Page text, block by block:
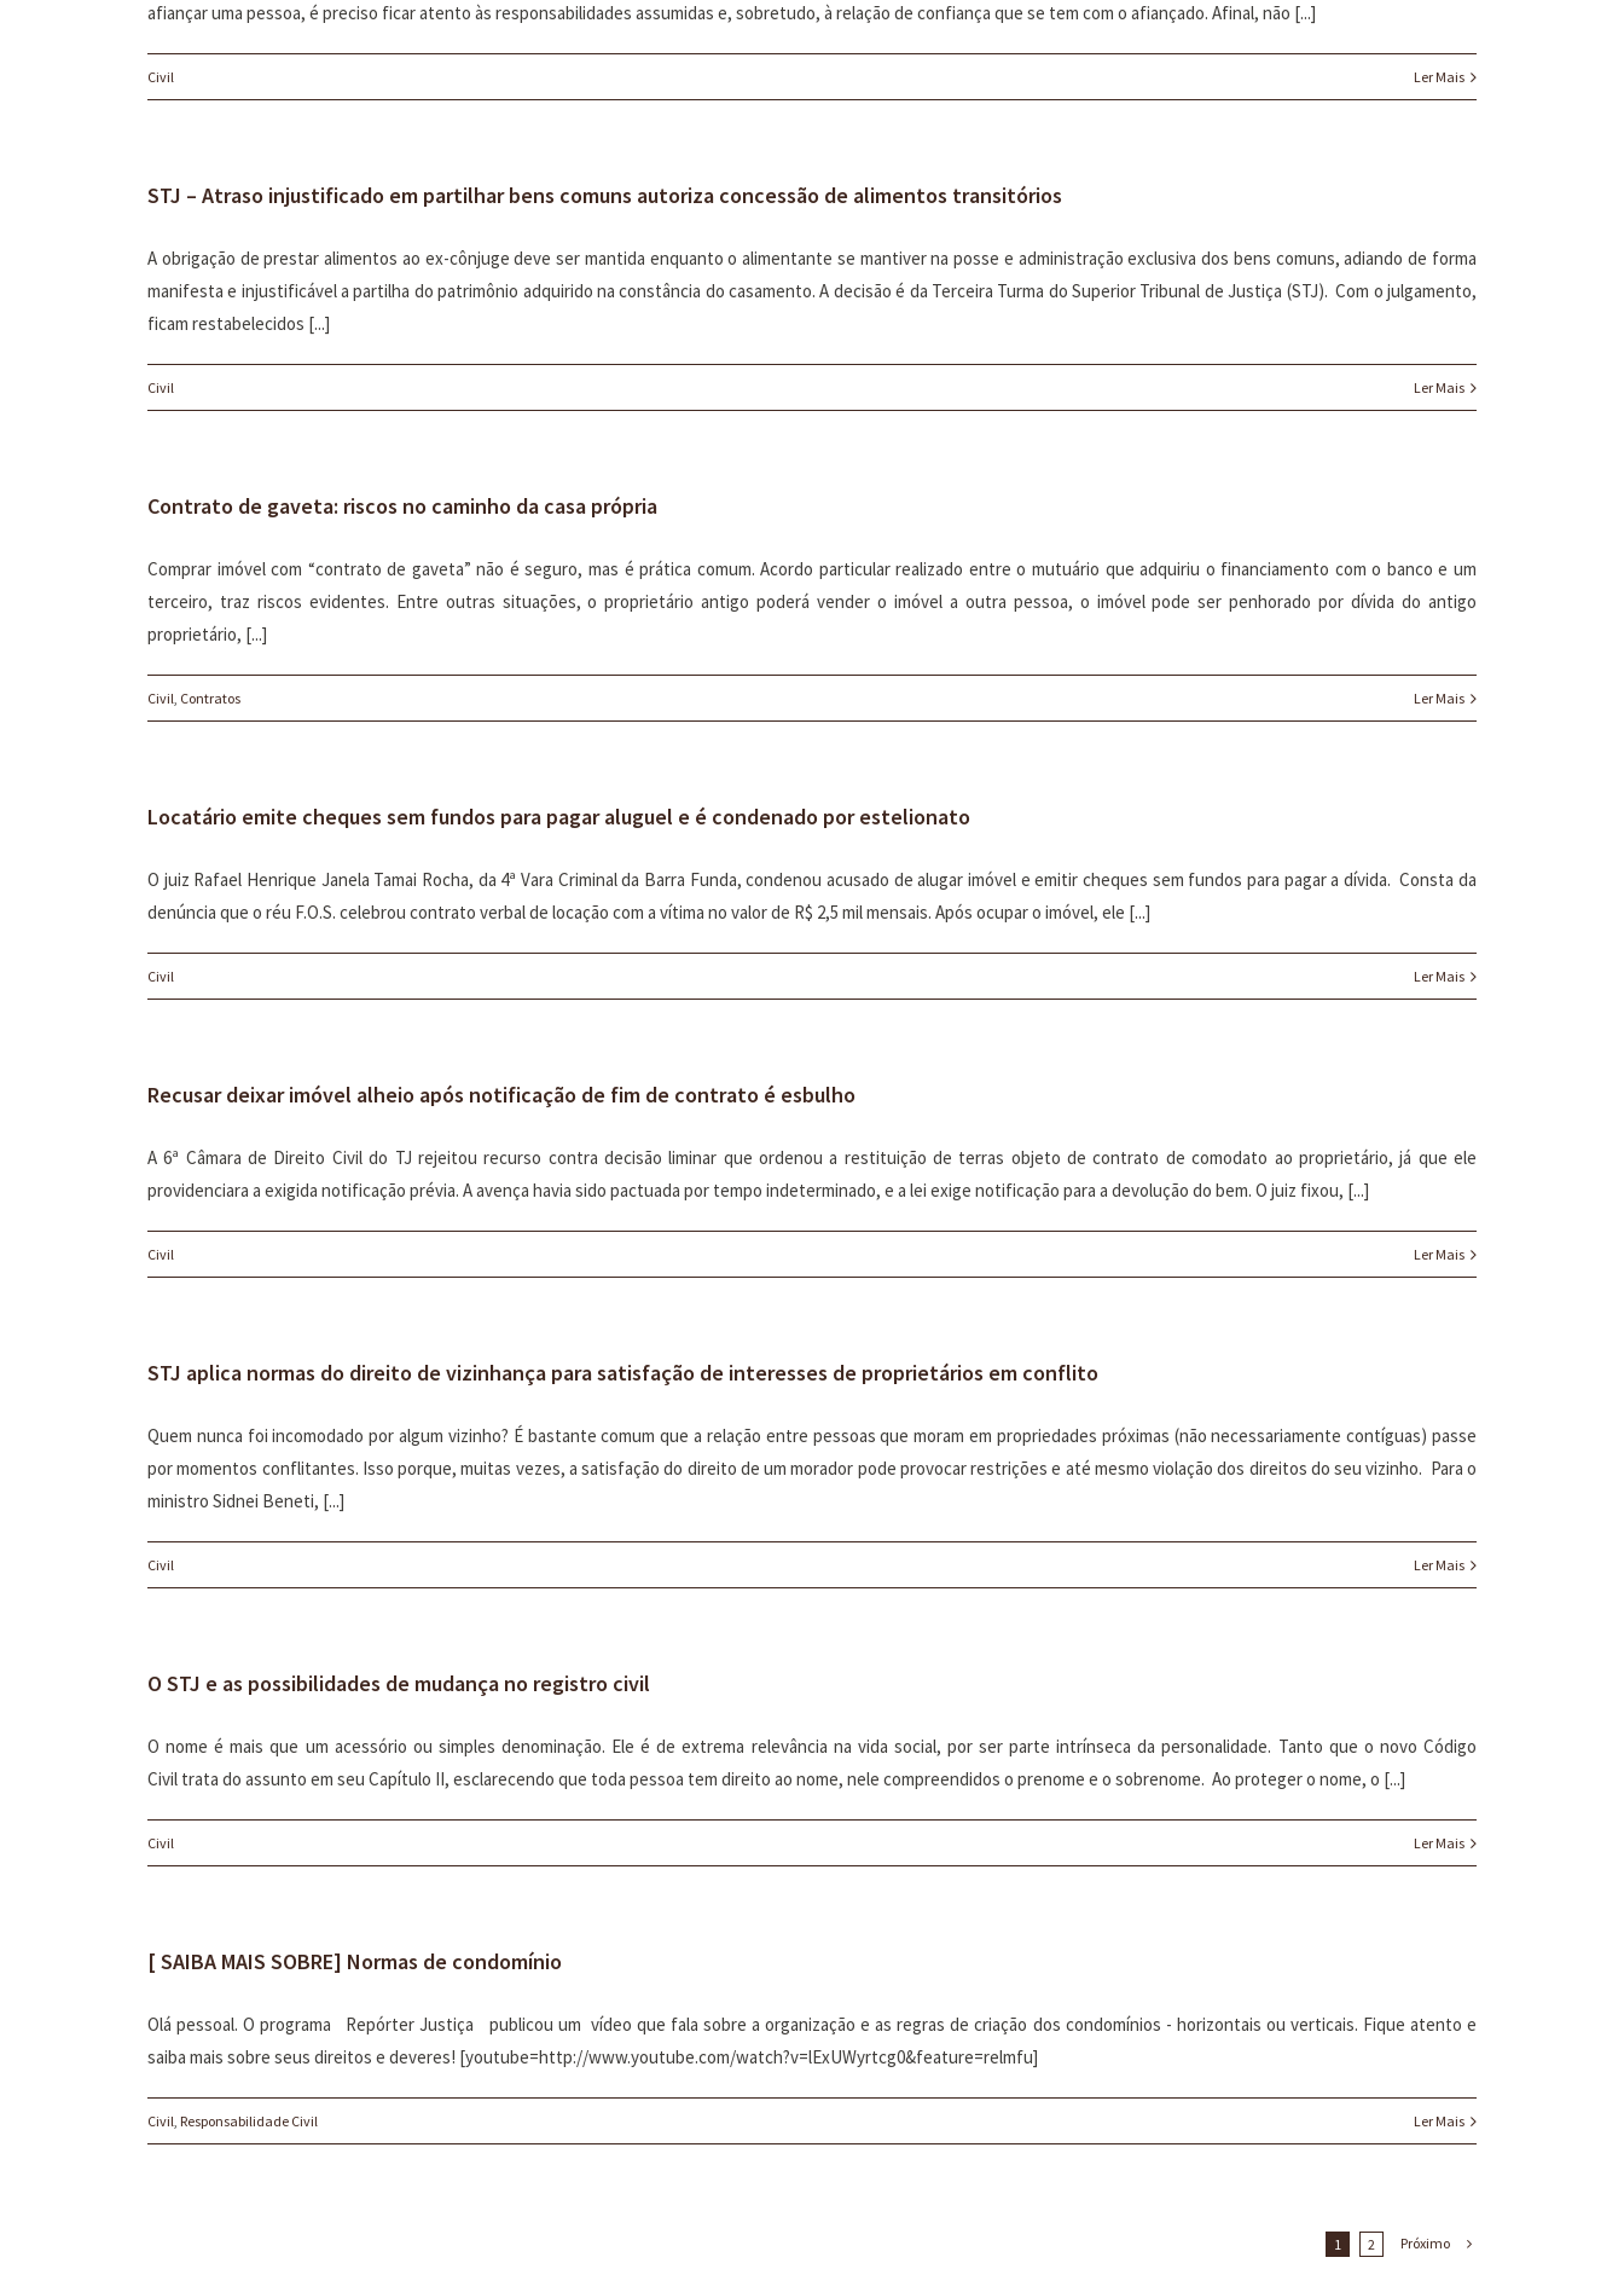
afiançar uma pessoa, é preciso ficar atento às responsabilidades assumidas e, sobretudo, à relação de confiança que se tem com o afiançado. Afinal, não [...]
Civil Ler Mais
STJ – Atraso injustificado em partilhar bens comuns autoriza concessão de alimentos transitórios
A obrigação de prestar alimentos ao ex-cônjuge deve ser mantida enquanto o alimentante se mantiver na posse e administração exclusiva dos bens comuns, adiando de forma
manifesta e injustificável a partilha do patrimônio adquirido na constância do casamento. A decisão é da Terceira Turma do Superior Tribunal de Justiça (STJ). Com o julgamento,
ficam restabelecidos [...]
Civil Ler Mais
Contrato de gaveta: riscos no caminho da casa própria
Comprar imóvel com “contrato de gaveta” não é seguro, mas é prática comum. Acordo particular realizado entre o mutuário que adquiriu o financiamento com o banco e um
terceiro, traz riscos evidentes. Entre outras situações, o proprietário antigo poderá vender o imóvel a outra pessoa, o imóvel pode ser penhorado por dívida do antigo
proprietário, [...]
Civil, Contratos Ler Mais
Locatário emite cheques sem fundos para pagar aluguel e é condenado por estelionato
O juiz Rafael Henrique Janela Tamai Rocha, da 4ª Vara Criminal da Barra Funda, condenou acusado de alugar imóvel e emitir cheques sem fundos para pagar a dívida. Consta da
denúncia que o réu F.O.S. celebrou contrato verbal de locação com a vítima no valor de R$ 2,5 mil mensais. Após ocupar o imóvel, ele [...]
Civil Ler Mais
Recusar deixar imóvel alheio após notificação de fim de contrato é esbulho
A 6ª Câmara de Direito Civil do TJ rejeitou recurso contra decisão liminar que ordenou a restituição de terras objeto de contrato de comodato ao proprietário, já que ele
providenciara a exigida notificação prévia. A avença havia sido pactuada por tempo indeterminado, e a lei exige notificação para a devolução do bem. O juiz fixou, [...]
Civil Ler Mais
STJ aplica normas do direito de vizinhança para satisfação de interesses de proprietários em conflito
Quem nunca foi incomodado por algum vizinho? É bastante comum que a relação entre pessoas que moram em propriedades próximas (não necessariamente contíguas) passe
por momentos conflitantes. Isso porque, muitas vezes, a satisfação do direito de um morador pode provocar restrições e até mesmo violação dos direitos do seu vizinho. Para o
ministro Sidnei Beneti, [...]
Civil Ler Mais
O STJ e as possibilidades de mudança no registro civil
O nome é mais que um acessório ou simples denominação. Ele é de extrema relevância na vida social, por ser parte intrínseca da personalidade. Tanto que o novo Código
Civil trata do assunto em seu Capítulo II, esclarecendo que toda pessoa tem direito ao nome, nele compreendidos o prenome e o sobrenome. Ao proteger o nome, o [...]
Civil Ler Mais
[ SAIBA MAIS SOBRE] Normas de condomínio
Olá pessoal. O programa Repórter Justiça publicou um vídeo que fala sobre a organização e as regras de criação dos condomínios - horizontais ou verticais. Fique atento e
saiba mais sobre seus direitos e deveres! [youtube=http://www.youtube.com/watch?v=lExUWyrtcg0&feature=relmfu]
Civil, Responsabilidade Civil Ler Mais
1 2 Próximo